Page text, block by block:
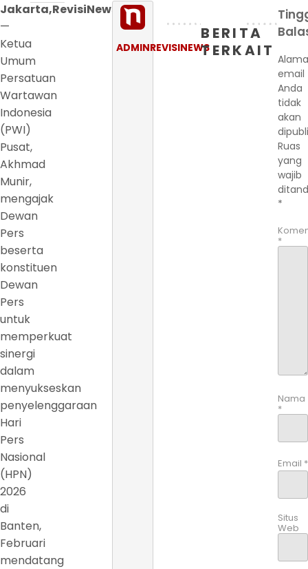
Jakarta,RevisiNews.Com
—
Ketua
Umum
Persatuan
Wartawan
Indonesia
(PWI)
Pusat,
Akhmad
Munir,
mengajak
Dewan
Pers
beserta
konstituen
Dewan
Pers
untuk
memperkuat
sinergi
dalam
menyukseskan
penyelenggaraan
Hari
Pers
Nasional
(HPN)
2026
di
Banten,
Februari
mendatang
ADMINREVISINEWS
BERITA
TERKAIT
email
Anda
tidak
akan
Ruas
yang
wajib
*
*
Nama
*
Email *
Situs
Web